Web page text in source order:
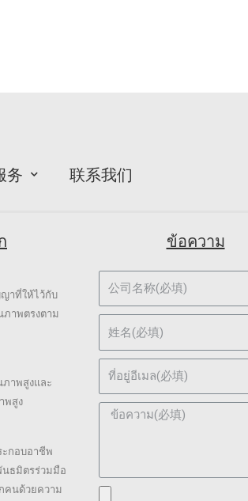
务 联系我们
าที่ให้ไว้กับ
าพตรงตาม
าพสูงและ
พสูง
ะกอบอาชีพ
นธมิตรร่วมมือ
คนด้วยความ
ข้อความ